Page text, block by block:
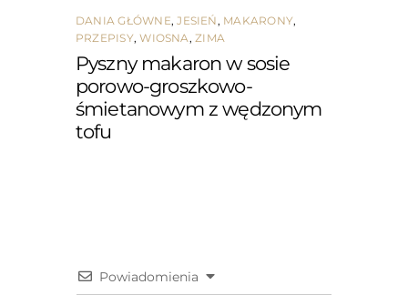
DANIA GŁÓWNE,JESIEŃ , MAKARONY,
PRZEPISY,WIOSNA , ZIMA
Pyszny makaron w sosie
porowo-groszkowo-
śmietanowym z wędzonym
tofu
Powiadomienia